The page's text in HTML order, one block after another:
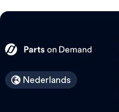
Nederlands